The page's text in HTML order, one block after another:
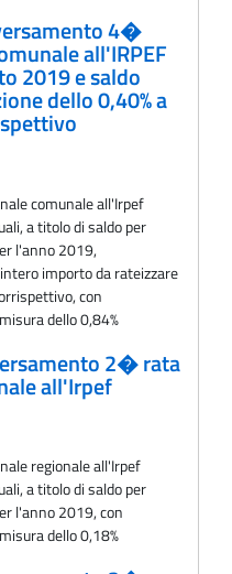
4�
all'IRPEF
2019 e saldo
dello 0,40% a
comunale all'Irpef
a titolo di saldo per
l'anno 2019,
importo da rateizzare
con
dello 0,84%
2� rata
all'Irpef
regionale all'Irpef
a titolo di saldo per
l'anno 2019, con
dello 0,18%